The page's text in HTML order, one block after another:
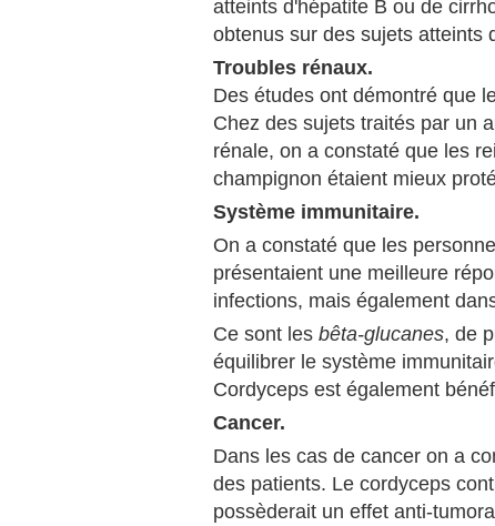
atteints d'hépatite B ou de
obtenus sur des sujets atteints
Troubles rénaux.
Des études ont démontré que
Chez des sujets traités par un
rénale, on a constaté que les
champignon étaient mieux
Système immunitaire.
On a constaté que les
présentaient une meilleure
infections, mais également
Ce sont les bêta-glucanes, de
équilibrer le système
Cordyceps est également
Cancer.
Dans les cas de cancer on a
des patients. Le cordyceps
possèderait un effet anti-